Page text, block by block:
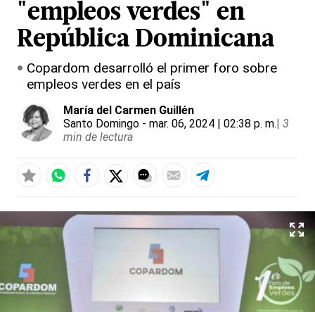
"empleos verdes" en
República Dominicana
Copardom desarrolló el primer foro sobre
empleos verdes en el país
María del Carmen Guillén
Santo Domingo - mar. 06, 2024 | 02:38 p. m.| 3
min de lectura